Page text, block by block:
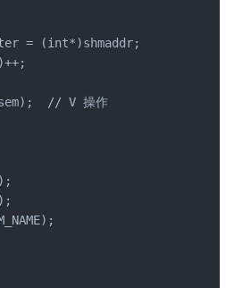
= (int*)shmaddr;
// V 操作